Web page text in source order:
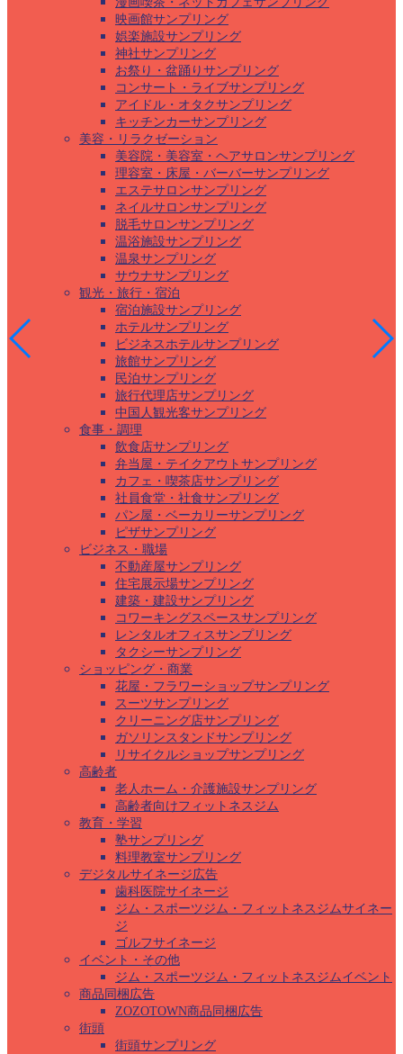
映画館サンプリング
娯楽施設サンプリング
神社サンプリング
お祭り・盆踊りサンプリング
コンサート・ライブサンプリング
アイドル・オタクサンプリング
キッチンカーサンプリング
美容・リラクゼーション
美容院・美容室・ヘアサロンサンプリング
理容室・床屋・バーバーサンプリング
エステサロンサンプリング
ネイルサロンサンプリング
脱毛サロンサンプリング
温浴施設サンプリング
温泉サンプリング
サウナサンプリング
観光・旅行・宿泊
宿泊施設サンプリング
ホテルサンプリング
ビジネスホテルサンプリング
旅館サンプリング
民泊サンプリング
旅行代理店サンプリング
中国人観光客サンプリング
食事・調理
飲食店サンプリング
弁当屋・テイクアウトサンプリング
カフェ・喫茶店サンプリング
社員食堂・社食サンプリング
パン屋・ベーカリーサンプリング
ピザサンプリング
ビジネス・職場
不動産屋サンプリング
住宅展示場サンプリング
建築・建設サンプリング
コワーキングスペースサンプリング
レンタルオフィスサンプリング
タクシーサンプリング
ショッピング・商業
花屋・フラワーショップサンプリング
スーツサンプリング
クリーニング店サンプリング
ガソリンスタンドサンプリング
リサイクルショップサンプリング
高齢者
老人ホーム・介護施設サンプリング
高齢者向けフィットネスジム
教育・学習
塾サンプリング
料理教室サンプリング
デジタルサイネージ広告
歯科医院サイネージ
ジム・スポーツジム・フィットネスジムサイネー
ジ
ゴルフサイネージ
イベント・その他
ジム・スポーツジム・フィットネスジムイベント
商品同梱広告
ZOZOTOWN商品同梱広告
街頭
街頭サンプリング